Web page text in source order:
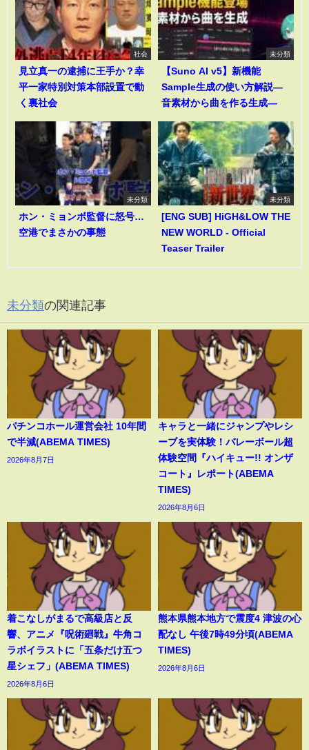
社会
見立真一の逮捕に王手か？幸
平一家特別対策本部設置で動
く裏社会
未分類
【Suno AI v5】新機能
Sample生成の使い方解説―
音素材から曲を作る生成―
未分類
ホン・ミョンボ監督に怒号…
空港でまさかの事態
未分類
[ENG SUB] HiGH&LOW THE
NEW WORLD - Official
Teaser Trailer
未分類の関連記事
パチンコホール運営会社 10年間
で半減(ABEMA TIMES)
2026年8月7日
キャラと一緒にジャンプやレシ
ーブを実体験！バレーボール超
体験空間『ハイキュー!! オンザ
コート』レポート(ABEMA
TIMES)
2026年8月6日
着こなしがまるで高級店と反
響、アニメ『呪術廻戦』牛角コ
ラボイラストに「五条だけ五つ
星シェフ」(ABEMA TIMES)
2026年8月6日
熊本県熊本地方で震度4 津波の心
配なし 午後7時49分頃(ABEMA
TIMES)
2026年8月6日